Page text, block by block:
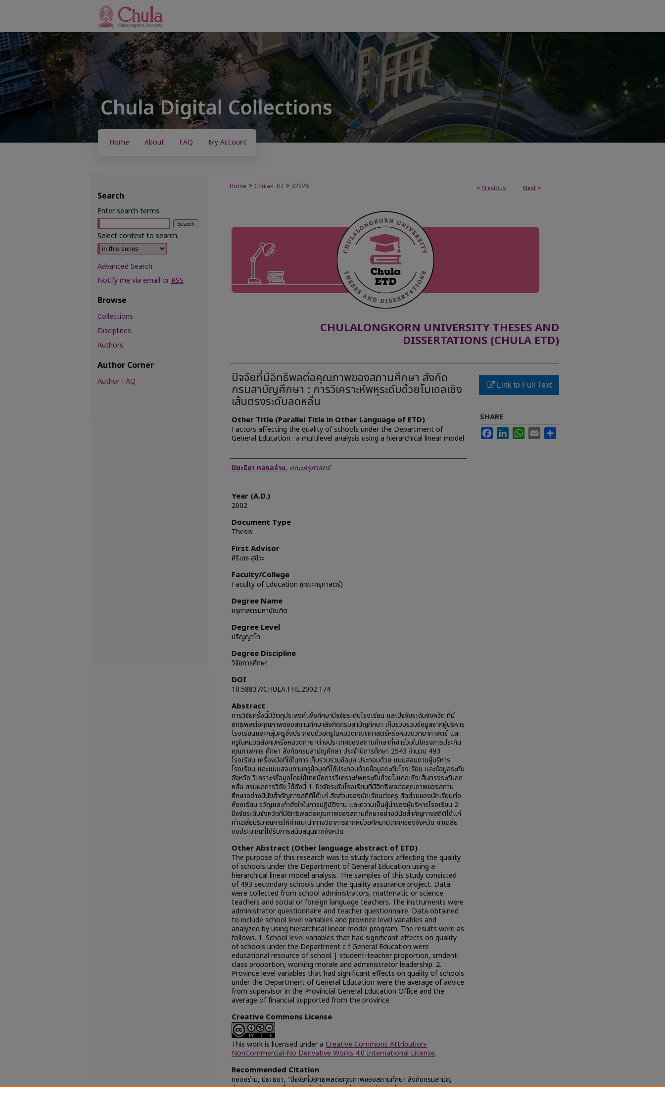
Home About FAQ My Account
< Previous Next >
Home > Chula-ETD > 32228
CHULALONGKORN UNIVERSITY THESES AND
DISSERTATIONS (CHULA ETD)
ปัจจัยที่มีอิทธิพลต่อคุณภาพของสถานศึกษา สังกัด
กรมสามัญศึกษา : การวิเคราะห์พหุระดับด้วยโมเดลเชิง
เส้นตรงระดับลดหลั่น
Other Title (Parallel Title in Other Language of ETD)
Factors affecting the quality of schools under the Department of
General Education : a multilevel analysis using a hierarchical linear model
Author
ปิยะธิดา ทองอร่าม, คณะครุศาสตร์
Year (A.D.)
2002
Document Type
Thesis
First Advisor
ศิริเดช สุชีวะ
Faculty/College
Faculty of Education (คณะครุศาสตร์)
Degree Name
ครุศาสตรมหาบัณฑิต
Degree Level
ปริญญาโท
Degree Discipline
วิจัยการศึกษา
DOI
10.58837/CHULA.THE.2002.174
Abstract
การวิจัยครั้งนี้มีวัตถุประสงค์เพื่อศึกษาปัจจัยระดับโรงเรียน และปัจจัยระดับจังหวัด ที่มี
อิทธิพลต่อคุณภาพของสถานศึกษาสังกัดกรมสามัญศึกษา เก็บรวบรวมข้อมูลจากผู้บริหาร
โรงเรียนและกลุ่มครูซึ่งประกอบด้วยครูในหมวดคณิตศาสตร์หรือหมวดวิทยาศาสตร์ และ
ครูในหมวดสังคมหรือหมวดภาษาต่างประเทศของสถานศึกษาที่เข้าร่วมในโครงการประกัน
คุณภาพการ ศึกษา สังกัดกรมสามัญศึกษา ประจำปีการศึกษา 2543 จำนวน 493
โรงเรียน เครื่องมือที่ใช้ในการเก็บรวบรวมข้อมูล ประกอบด้วย แบบสอบถามผู้บริหาร
โรงเรียน และแบบสอบถามครูข้อมูลที่ได้ประกอบด้วยข้อมูลระดับโรงเรียน และข้อมูลระดับ
จังหวัด วิเคราะห์ข้อมูลโดยใช้เทคนิคการวิเคราะห์พหุระดับด้วยโมเดลเชิงเส้นตรงระดับลด
หลั่น สรุปผลการวิจัย ได้ดังนี้ 1. ปัจจัยระดับโรงเรียนที่มีอิทธิพลต่อคุณภาพของสถาน
ศึกษาอย่างมีนัยสำคัญทางสถิติได้แก่ สัดส่วนของนักเรียนต่อครู สัดส่วนของนักเรียนต่อ
ห้องเรียน ขวัญและกำลังใจในการปฏิบัติงาน และความเป็นผู้นำของผู้บริหารโรงเรียน 2.
ปัจจัยระดับจังหวัดที่มีอิทธิพลต่อคุณภาพของสถานศึกษาอย่างมีนัยสำคัญทางสถิติได้แก่
ค่าเฉลี่ยปริมาณการให้คำแนะนำทางวิชาการจากหน่วยศึกษานิเทศกของจังหวัด ค่าเฉลี่ย
งบประมาณที่ได้รับการสนับสนุนจากจังหวัด
Other Abstract (Other language abstract of ETD)
The purpose of this research was to study factors affecting the quality
of schools under the Department of General Education using a
hierarchical linear model analysis. The samples of this study consisted
of 493 secondary schools under the quality assurance project. Data
were collected from school administrators, mathmatic or science
teachers and social or foreign language teachers. The instruments were
administrator questionnaire and teacher questionnaire. Data obtained
to include school level variables and province level variables and
analyzed by using hierarchical linear model program. The results were as
follows. 1. School level variables that had significant effects on quality
of schools under the Department c f General Education were
educational resource of school | student-teacher proportion, smdent-
class proportion, working morale and administrator leadership. 2.
Province level variables that had significant effects on quality of schools
under the Department of General Education were the average of advice
from supervisor in the Provincial General Education Office and the
average of financial supported from the province.
Creative Commons License
This work is licensed under a Creative Commons Attribution-
NonCommercial-No Derivative Works 4.0 International License.
Recommended Citation
ทองอร่าม, ปิยะธิดา, "ปัจจัยที่มีอิทธิพลต่อคุณภาพของสถานศึกษา สังกัดกรมสามัญ
ศึกษา : การวิเคราะห์พหุระดับด้วยโมเดลเชิงเส้นตรงระดับลดหลั่น" (2002).
Link to Full Text
SHARE
FacebookLinkedInWhatsApp
Email
Search
Enter search terms:
Select context to search:
Advanced Search
Notify me via email orRSS
Browse
Collections
Disciplines
Authors
Author Corner
Author FAQ